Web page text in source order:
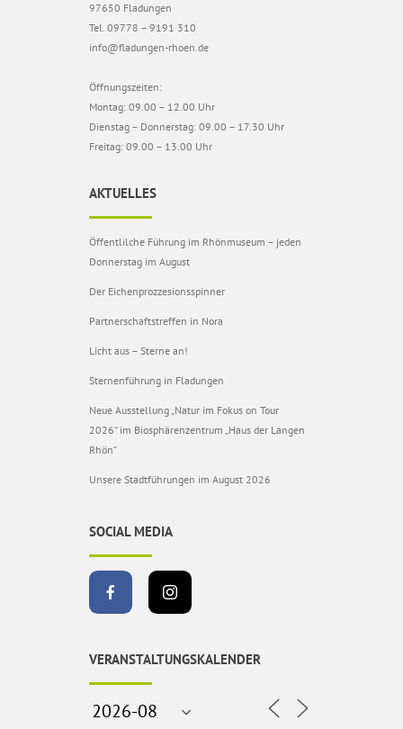
97650 Fladungen
Tel. 09778 – 9191 310
info@fladungen-rhoen.de
Öffnungszeiten:
Montag: 09.00 – 12.00 Uhr
Dienstag – Donnerstag: 09.00 – 17.30 Uhr
Freitag: 09.00 – 13.00 Uhr
AKTUELLES
Öffentlilche Führung im Rhönmuseum – jeden
Donnerstag im August
Der Eichenprozzesionsspinner
Partnerschaftstreffen in Nora
Licht aus – Sterne an!
Sternenführung in Fladungen
Neue Ausstellung „Natur im Fokus on Tour
2026“ im Biosphärenzentrum „Haus der Langen
Rhön“
Unsere Stadtführungen im August 2026
SOCIAL MEDIA
VERANSTALTUNGSKALENDER